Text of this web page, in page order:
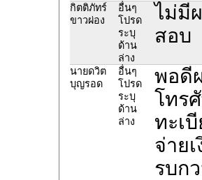
กิตติภัทร์
ขาวผ่อง
อื่นๆ
โปรด
ระบุ
ด้าน
ล่าง
ไม่มี
สอบ
นายดวิต
บุญรอด
อื่นๆ
โปรด
ระบุ
ด้าน
ล่าง
พอดี
โทร
ทะเ
จ่าย
รบก